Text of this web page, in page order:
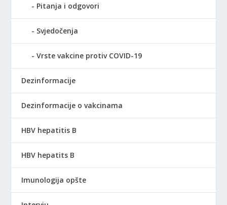
Pitanja i odgovori
Svjedočenja
Vrste vakcine protiv COVID-19
Dezinformacije
Dezinformacije o vakcinama
HBV hepatitis B
HBV hepatits B
Imunologija opšte